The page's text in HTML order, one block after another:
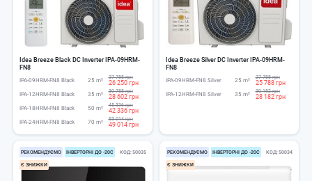
Idea Breeze Black DC Inverter IPA-09HRM-
FN8
IPA-09HRM-FN8 Black 25 m² 27 788 грн
26 250 грн
IPA-12HRM-FN8 Black 35 m² 30 788 грн
28 602 грн
IPA-18HRM-FN8 Black 50 m² 45 336 грн
42 336 грн
IPA-24HRM-FN8 Black 70 m² 53 014 грн
49 014 грн
Idea Breeze Silver DC Inverter IPA-09HRM-
FN8
IPA-09HRM-FN8 Silver 25 m² 27 788 грн
25 788 грн
IPA-12HRM-FN8 Silver 35 m² 30 182 грн
28 182 грн
РЕКОМЕНДУЄМО ІНВЕРТОРНІ ДО -20С
Є ЗНИЖКИ
КОД 50035 РЕКОМЕНДУЄМО ІНВЕРТОРНІ ДО -20С
Є ЗНИЖКИ
КОД 50034